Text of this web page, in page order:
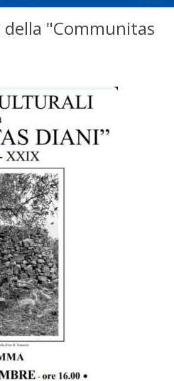
"Communitas